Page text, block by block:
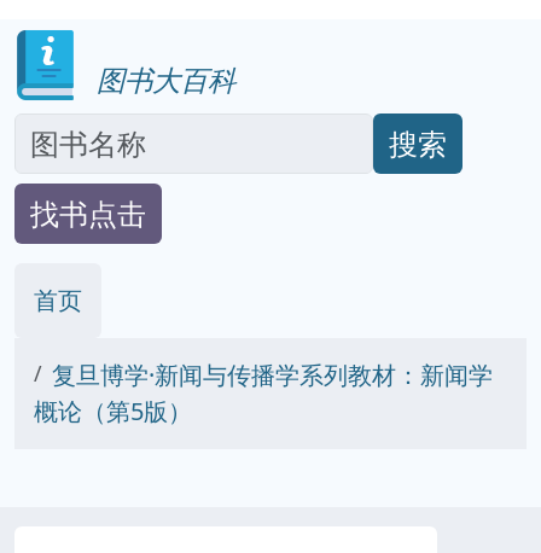
图书大百科
搜索
找书点击
首页
复旦博学·新闻与传播学系列教材：新闻学
概论（第5版）